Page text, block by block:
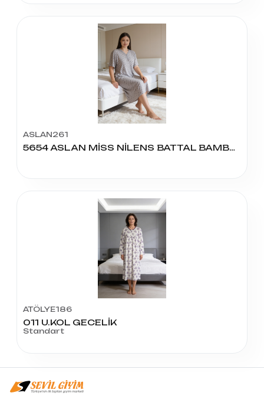
ASLAN261
5654 ASLAN MİSS NİLENS BATTAL BAMBU GECELİK
ATÖLYE186
011 U.KOL GECELİK
Standart